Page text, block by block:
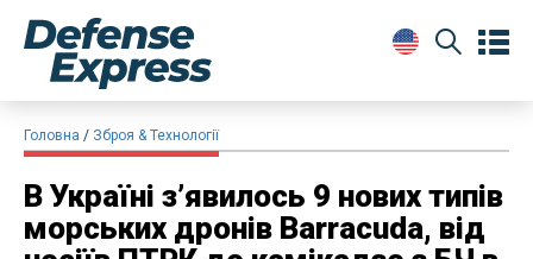
Головна Зброя & Технології
В Україні з’явилось 9 нових типів
морських дронів Barracuda, від